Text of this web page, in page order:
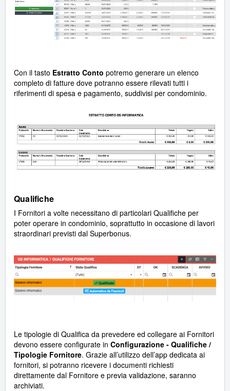
Con il tasto Estratto Conto potremo generare un elenco
completo di fatture dove potranno essere rilevati tutti i
riferimenti di spesa e pagamento, suddivisi per condominio.
Qualifiche
I Fornitori a volte necessitano di particolari Qualifiche per
poter operare in condominio, soprattutto in occasione di lavori
straordinari previsti dal Superbonus.
Le tipologie di Qualifica da prevedere ed collegare ai Fornitori
devono essere configurate in Configurazione - Qualifiche /
Tipologie Fornitore. Grazie all’utilizzo dell’app dedicata ai
fornitori, si potranno ricevere i documenti richiesti
direttamente dal Fornitore e previa validazione, saranno
archiviati.